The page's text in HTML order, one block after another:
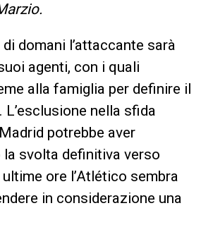
domani l’attaccante sarà
agenti, con i quali
alla famiglia per definire il
nella sfida
potrebbe aver
svolta definitiva verso
ultime ore l’Atlético sembra
in considerazione una